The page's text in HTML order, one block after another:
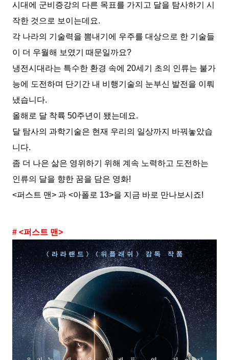
시대에 군비증강의 다른 목표를 가지고 달을 탐사하기 시
작한 것으로 보이는데요.
각 나라의 기술력을 뽐내기에 우주를 대상으로 한 기술들
이 더 우월해 보였기 때문일까요?
냉전시대라는 특수한 환경 속에 20세기 초의 인류는 불가
능에 도전하며 단기간 내 비행기술의 눈부신 발전을 이뤄
냈습니다.
올해로 달 착륙 50주년이 됐는데요.
달 탐사의 과학기술은 현재 우리의 일상까지 바꿔놓았습
니다.
좀 더 나은 삶은 영위하기 위해 계속 노력하고 도전하는
인류의 달을 향한 꿈을 담은 영화!
<퍼스트 맨> 과 <아폴로 13>을 지금 바로 만나보시죠!
# <퍼스트 맨>